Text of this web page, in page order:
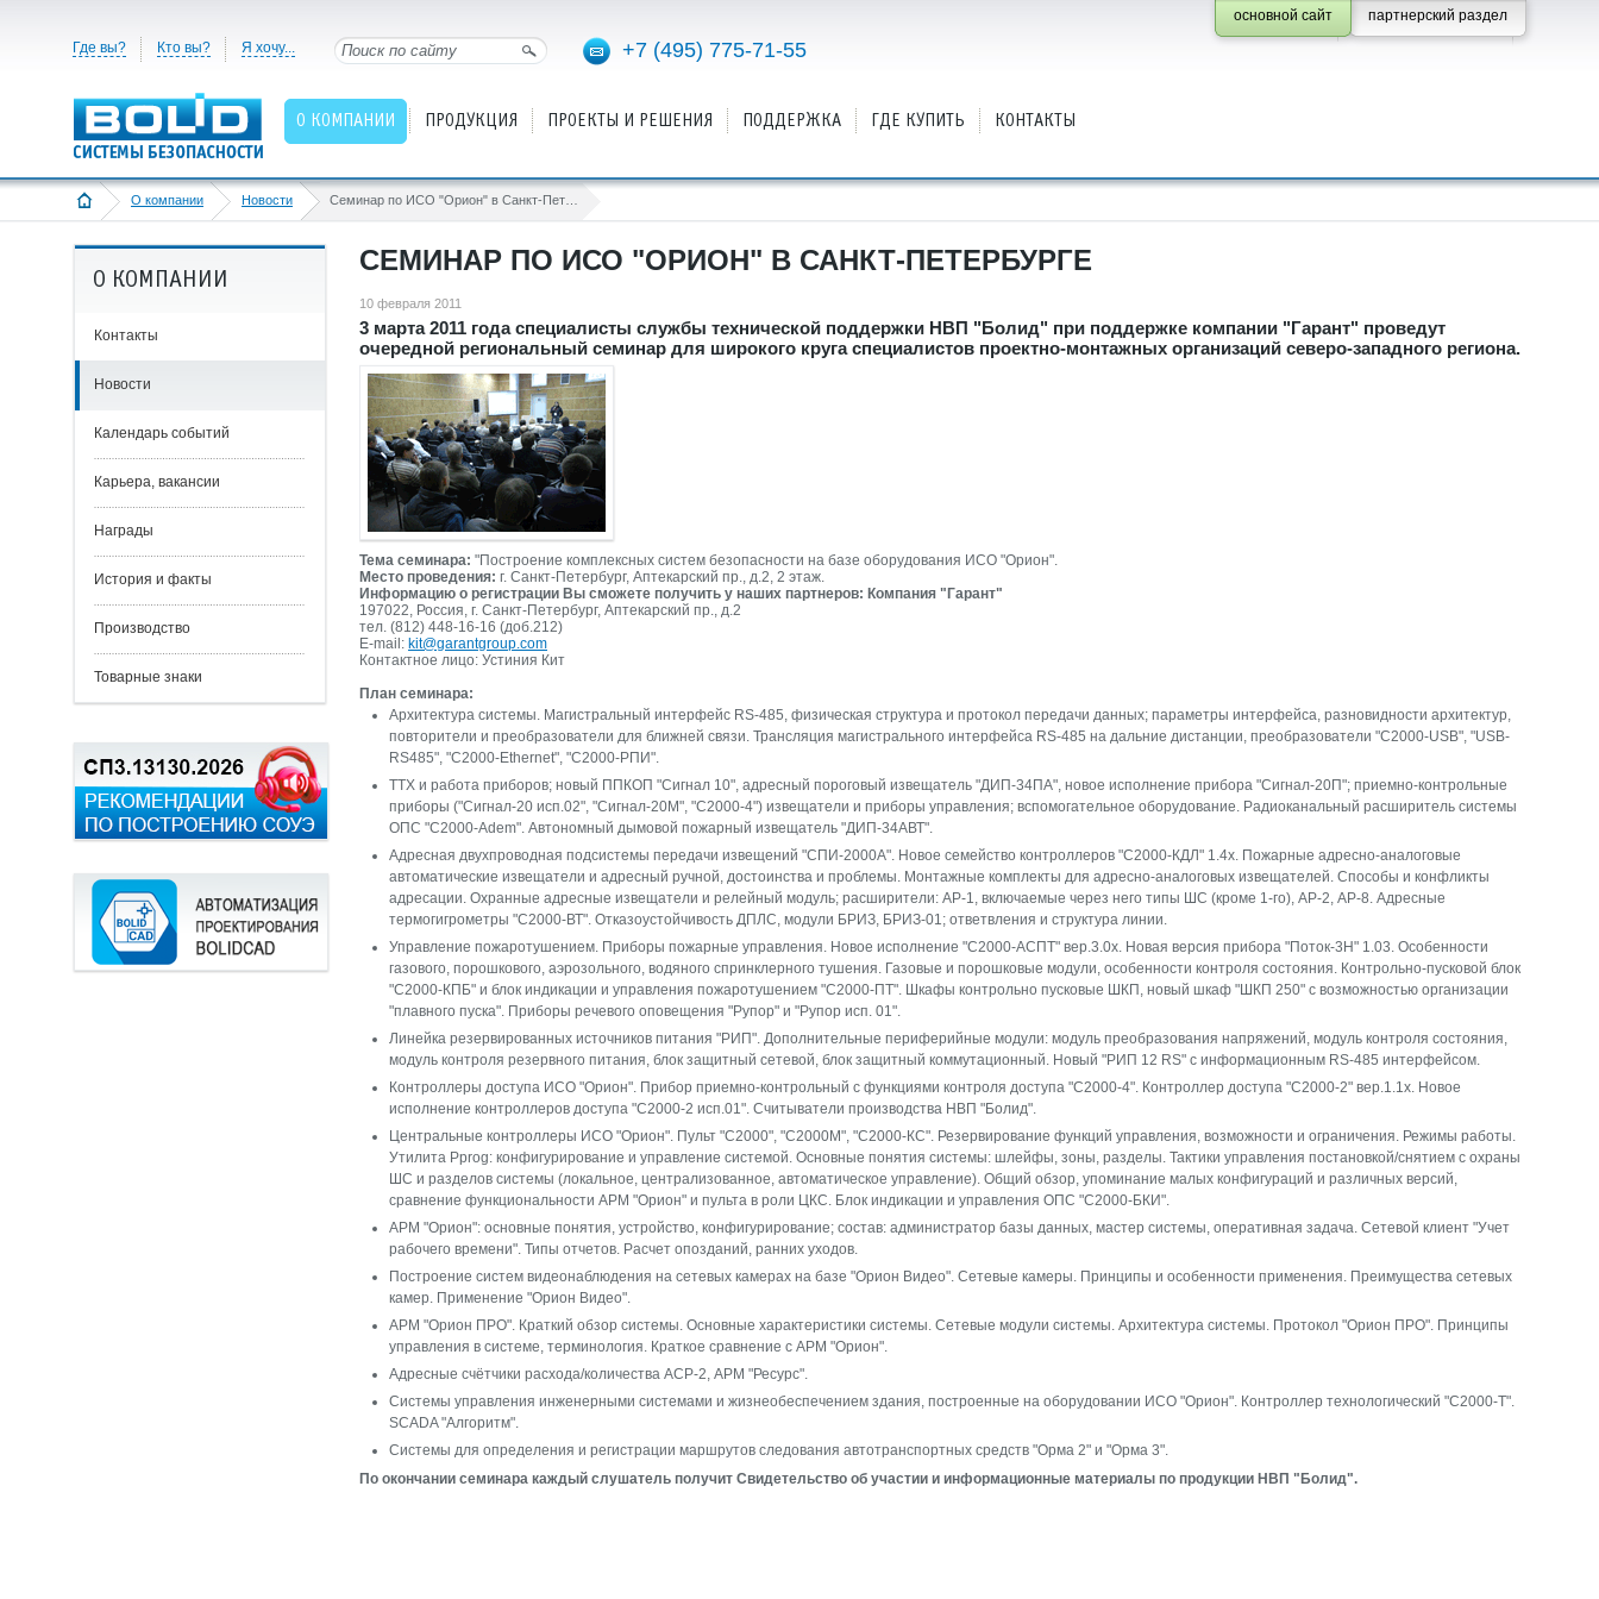
Где вы? Кто вы? Я хочу... +7 (495) 775-71-55
партнерский раздел
основной сайт
О КОМПАНИИ ПРОДУКЦИЯ ПРОЕКТЫ И РЕШЕНИЯ ПОДДЕРЖКА ГДЕ КУПИТЬ КОНТАКТЫ
О компании Новости
О КОМПАНИИ
Контакты
Новости
Календарь событий
Карьера, вакансии
Награды
История и факты
Производство
Товарные знаки
СЕМИНАР ПО ИСО "ОРИОН" В САНКТ-ПЕТЕРБУРГЕ
10 февраля 2011
3 марта 2011 года специалисты службы технической поддержки НВП "Болид" при поддержке компании "Гарант" проведут
очередной региональный семинар для широкого круга специалистов проектно-монтажных организаций северо-западного региона.
Тема семинара: "Построение комплексных систем безопасности на базе оборудования ИСО "Орион".
Место проведения: г. Санкт-Петербург, Аптекарский пр., д.2, 2 этаж.
Информацию о регистрации Вы сможете получить у наших партнеров: Компания "Гарант"
197022, Россия, г. Санкт-Петербург, Аптекарский пр., д.2
тел. (812) 448-16-16 (доб.212)
E-mail: kit@garantgroup.com
Контактное лицо: Устиния Кит
План семинара:
Архитектура системы. Магистральный интерфейс RS-485, физическая структура и протокол передачи данных; параметры интерфейса, разновидности архитектур,
повторители и преобразователи для ближней связи. Трансляция магистрального интерфейса RS-485 на дальние дистанции, преобразователи "С2000-USB", "USB-
RS485", "C2000-Ethernet", "С2000-РПИ".
ТТХ и работа приборов; новый ППКОП "Сигнал 10", адресный пороговый извещатель "ДИП-34ПА", новое исполнение прибора "Сигнал-20П"; приемно-контрольные
приборы ("Сигнал-20 исп.02", "Сигнал-20М", "С2000-4") извещатели и приборы управления; вспомогательное оборудование. Радиоканальный расширитель системы
ОПС "С2000-Adem". Автономный дымовой пожарный извещатель "ДИП-34АВТ".
Адресная двухпроводная подсистемы передачи извещений "СПИ-2000А". Новое семейство контроллеров "С2000-КДЛ" 1.4x. Пожарные адресно-аналоговые
автоматические извещатели и адресный ручной, достоинства и проблемы. Монтажные комплекты для адресно-аналоговых извещателей. Способы и конфликты
адресации. Охранные адресные извещатели и релейный модуль; расширители: АР-1, включаемые через него типы ШС (кроме 1-го), АР-2, АР-8. Адресные
термогигрометры "С2000-ВТ". Отказоустойчивость ДПЛС, модули БРИЗ, БРИЗ-01; ответвления и структура линии.
Управление пожаротушением. Приборы пожарные управления. Новое исполнение "С2000-АСПТ" вер.3.0х. Новая версия прибора "Поток-3Н" 1.03. Особенности
газового, порошкового, аэрозольного, водяного спринклерного тушения. Газовые и порошковые модули, особенности контроля состояния. Контрольно-пусковой блок
"С2000-КПБ" и блок индикации и управления пожаротушением "С2000-ПТ". Шкафы контрольно пусковые ШКП, новый шкаф "ШКП 250" с возможностью организации
"плавного пуска". Приборы речевого оповещения "Рупор" и "Рупор исп. 01".
Линейка резервированных источников питания "РИП". Дополнительные периферийные модули: модуль преобразования напряжений, модуль контроля состояния,
модуль контроля резервного питания, блок защитный сетевой, блок защитный коммутационный. Новый "РИП 12 RS" с информационным RS-485 интерфейсом.
Контроллеры доступа ИСО "Орион". Прибор приемно-контрольный с функциями контроля доступа "С2000-4". Контроллер доступа "С2000-2" вер.1.1х. Новое
исполнение контроллеров доступа "С2000-2 исп.01". Считыватели производства НВП "Болид".
Центральные контроллеры ИСО "Орион". Пульт "С2000", "С2000М", "С2000-КС". Резервирование функций управления, возможности и ограничения. Режимы работы.
Утилита Pprog: конфигурирование и управление системой. Основные понятия системы: шлейфы, зоны, разделы. Тактики управления постановкой/снятием с охраны
ШС и разделов системы (локальное, централизованное, автоматическое управление). Общий обзор, упоминание малых конфигураций и различных версий,
сравнение функциональности АРМ "Орион" и пульта в роли ЦКС. Блок индикации и управления ОПС "С2000-БКИ".
АРМ "Орион": основные понятия, устройство, конфигурирование; состав: администратор базы данных, мастер системы, оперативная задача. Сетевой клиент "Учет
рабочего времени". Типы отчетов. Расчет опозданий, ранних уходов.
Построение систем видеонаблюдения на сетевых камерах на базе "Орион Видео". Сетевые камеры. Принципы и особенности применения. Преимущества сетевых
камер. Применение "Орион Видео".
АРМ "Орион ПРО". Краткий обзор системы. Основные характеристики системы. Сетевые модули системы. Архитектура системы. Протокол "Орион ПРО". Принципы
управления в системе, терминология. Краткое сравнение с АРМ "Орион".
Адресные счётчики расхода/количества АСР-2, АРМ "Ресурс".
Системы управления инженерными системами и жизнеобеспечением здания, построенные на оборудовании ИСО "Орион". Контроллер технологический "С2000-Т".
SCADA "Алгоритм".
Системы для определения и регистрации маршрутов следования автотранспортных средств "Орма 2" и "Орма 3".
По окончании семинара каждый слушатель получит Свидетельство об участии и информационные материалы по продукции НВП "Болид".